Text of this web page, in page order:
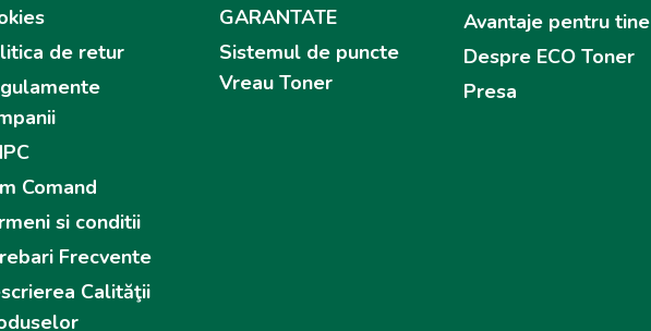
de retur
Comand
si conditii
Frecvente
Calităţii
GARANTATE
Sistemul de puncte
Vreau Toner
Avantaje pentru tine
Despre ECO Toner
Presa